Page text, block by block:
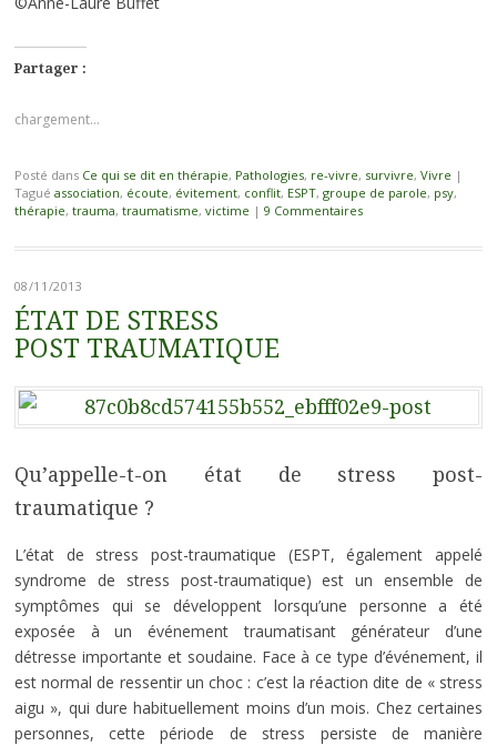
Partager :
chargement…
Posté dans Ce qui se dit en thérapie, Pathologies, re-vivre, survivre, Vivre |
Tagué association, écoute, évitement, conflit, ESPT, groupe de parole, psy,
thérapie, trauma, traumatisme, victime | 9 Commentaires
08/11/2013
ÉTAT DE STRESS
POST TRAUMATIQUE
Qu’appelle-t-on état de stress post-
traumatique ?
L’état de stress post-traumatique (ESPT, également appelé
syndrome de stress post-traumatique) est un ensemble de
symptômes qui se développent lorsqu’une personne a été
exposée à un événement traumatisant générateur d’une
détresse importante et soudaine. Face à ce type d’événement, il
est normal de ressentir un choc : c’est la réaction dite de « stress
aigu », qui dure habituellement moins d’un mois. Chez certaines
personnes, cette période de stress persiste de manière